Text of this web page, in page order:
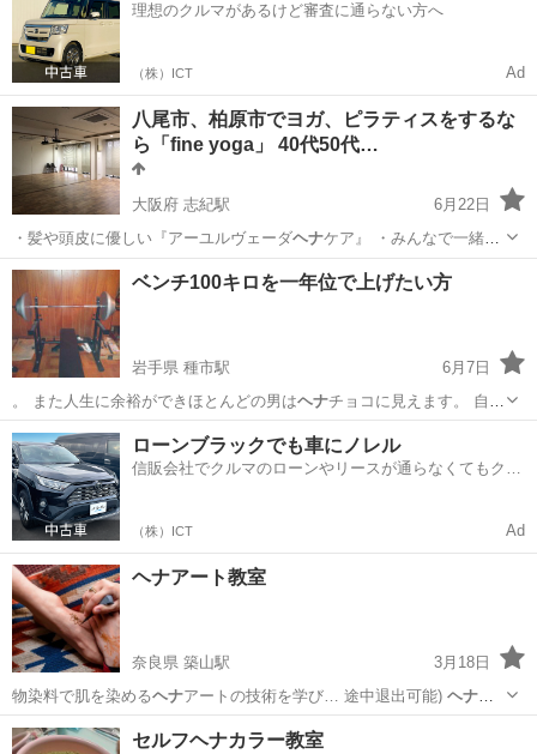
理想のクルマがあるけど審査に通らない方へ
（株）ICT Ad
八尾市、柏原市でヨガ、ピラティスをするな
ら「fine yoga」 40代50代…
大阪府 志紀駅
6月22日
・髪や頭皮に優しい『アーユルヴェーダヘナケア』 ・みんなで一緒に
体内リセット…
大阪 八尾市 ヨガ クラス
ベンチ100キロを一年位で上げたい方
岩手県 種市駅
6月7日
。 また人生に余裕ができほとんどの男はヘナチョコに見えます。 自分
に自信の無い方…
岩手 二戸市 種市駅 家庭教師
ローンブラックでも車にノレル
信販会社でクルマのローンやリースが通らなくてもクル
（株）ICT Ad
ヘナアート教室
奈良県 築山駅
3月18日
物染料で肌を染めるヘナアートの技術を学び… 途中退出可能) ヘナア
ートは絵が上手く… ります。 市販のヘナコーンを使わず、天… 然の
ヘナで1からつくる為、… 。また、市販のもの
奈良 北葛城郡 築山駅 その他 ヘナアート
セルフヘナカラー教室